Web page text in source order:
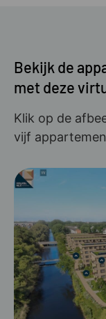
Bekijk de
met deze
Klik op de
vijf